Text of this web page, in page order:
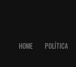
HOME POLÍTICA